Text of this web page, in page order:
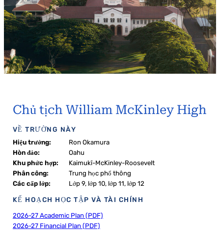
Chủ tịch William McKinley High
VỀ TRƯỜNG NÀY
Hiệu trưởng:
Ron Okamura
Hòn đảo:
Oahu
Khu phức hợp:
Kaimukī-McKinley-Roosevelt
Phân công:
Trung học phổ thông
Các cấp lớp:
Lớp 9, lớp 10, lớp 11, lớp 12
KẾ HOẠCH HỌC TẬP VÀ TÀI CHÍNH
2026-27 Academic Plan (PDF)
2026-27 Financial Plan (PDF)